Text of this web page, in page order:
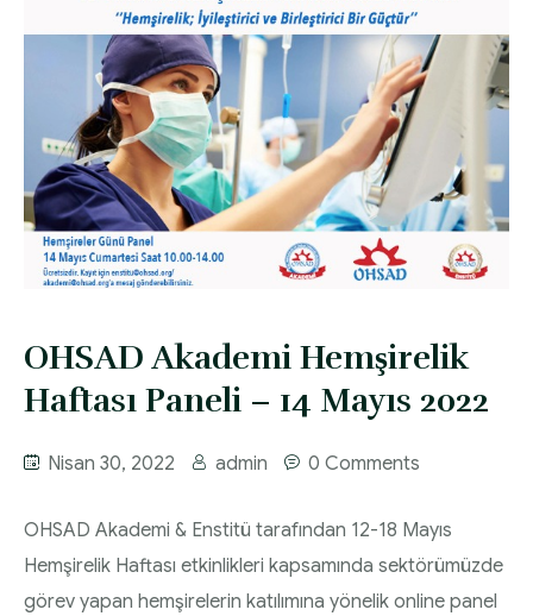
Diyabette Güncel Tedavi Seçenekleri Sunum
Dosyası
Tip1/Tip2 ve Gestasyonel Diyabet Yönetimi
Sunum Dosyası
HEMŞİRELİK YÖNETİM KOMİTESİ | 2020 Faaliyet
Raporu
HEMŞİRELİK YÖNETİM KOMİTESİ | 2021 Faaliyet
Raporu
OHSAD Akademi Hemşirelik
Haftası Paneli – 14 Mayıs 2022
Nisan 30, 2022 admin 0 Comments
OHSAD Akademi & Enstitü tarafından 12-18 Mayıs
Hemşirelik Haftası etkinlikleri kapsamında sektörümüzde
görev yapan hemşirelerin katılımına yönelik online panel